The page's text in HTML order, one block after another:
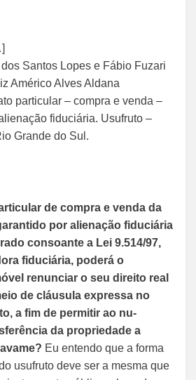
Santos Lopes e Fábio Fuzari
Américo Alves Aldana
particular – compra e venda –
fiduciária. Usufruto –
Grande do Sul.
de compra e venda da
por alienação fiduciária
consoante a Lei 9.514/97,
fiduciária, poderá o
renunciar o seu direito real
de cláusula expressa no
a fim de permitir ao nu-
da propriedade a
Eu entendo que a forma
usufruto deve ser a mesma que